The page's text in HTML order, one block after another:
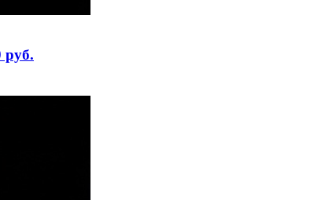
руб.